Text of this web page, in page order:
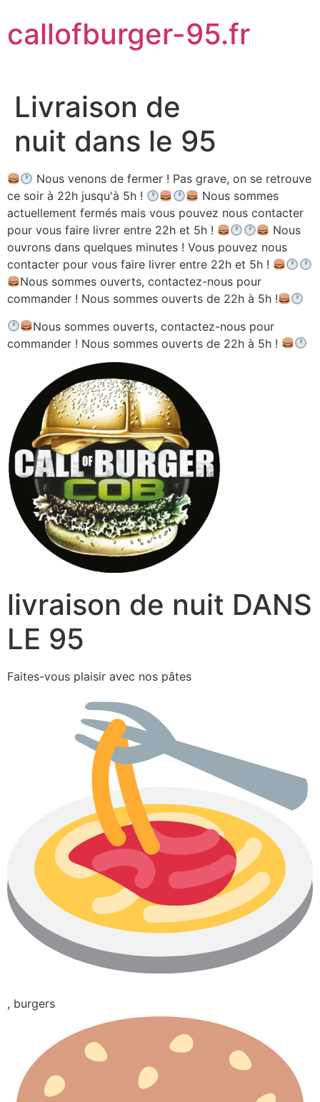
contenu
callofburger-95.fr
Livraison de
nuit dans le 95
Nous venons de fermer ! Pas grave, on se retrouve
ce soir à 22h jusqu'à 5h !
Nous sommes
actuellement fermés mais vous pouvez nous contacter
pour vous faire livrer entre 22h et 5h !
Nous
ouvrons dans quelques minutes ! Vous pouvez nous
contacter pour vous faire livrer entre 22h et 5h !
Nous sommes ouverts, contactez-nous pour
commander ! Nous sommes ouverts de 22h à 5h !
Nous sommes ouverts, contactez-nous pour
commander ! Nous sommes ouverts de 22h à 5h !
livraison de nuit DANS
LE 95
Faites-vous plaisir avec nos pâtes
, burgers